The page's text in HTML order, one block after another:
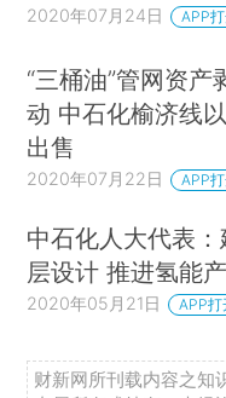
2020年07月24日 APP
“三桶油”管网资产
动 中石化榆济线
出售
2020年07月22日 APP
中石化人大代表
层设计 推进氢能
2020年05月21日 APP打
财新网所刊载内容之知